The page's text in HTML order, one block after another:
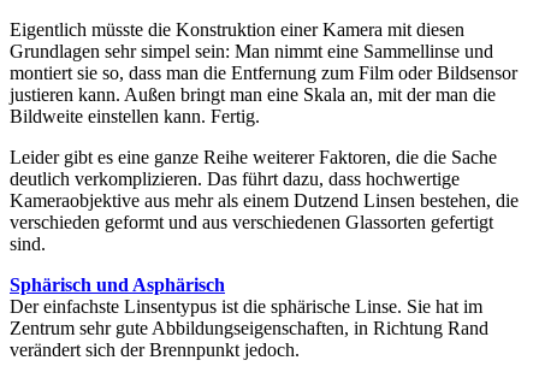
Eigentlich müsste die Konstruktion einer Kamera mit diesen
Grundlagen sehr simpel sein: Man nimmt eine Sammellinse und
montiert sie so, dass man die Entfernung zum Film oder Bildsensor
justieren kann. Außen bringt man eine Skala an, mit der man die
Bildweite einstellen kann. Fertig.
Leider gibt es eine ganze Reihe weiterer Faktoren, die die Sache
deutlich verkomplizieren. Das führt dazu, dass hochwertige
Kameraobjektive aus mehr als einem Dutzend Linsen bestehen, die
verschieden geformt und aus verschiedenen Glassorten gefertigt
sind.
Sphärisch und Asphärisch
Der einfachste Linsentypus ist die sphärische Linse. Sie hat im
Zentrum sehr gute Abbildungseigenschaften, in Richtung Rand
verändert sich der Brennpunkt jedoch.